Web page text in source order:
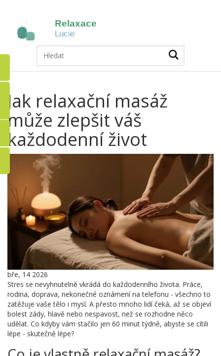
Jak relaxační masáž
může zlepšit váš
každodenní život
bře, 14 2026
Stres se nevyhnutelně vkrádá do každodenního života. Práce,
rodina, doprava, nekonečné oznámení na telefonu - všechno to
zatěžuje vaše tělo i mysl. A přesto mnoho lidí čeká, až se objeví
bolest zády, hlavě nebo nespavost, než se rozhodne něco
udělat. Co kdyby vám stačilo jen 60 minut týdně, abyste se cítili
lépe - skutečně lépe?